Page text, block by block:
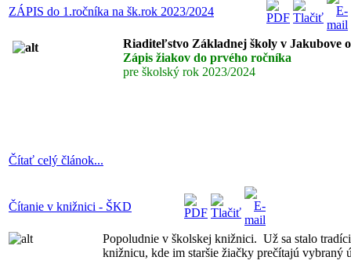
ZÁPIS do 1.ročníka na šk.rok 2023/2024
Riaditeľstvo Základnej školy v Jakubove
Zápis žiakov do prvého ročníka
pre školský rok 2023/2024
Čítať celý článok...
Čítanie v knižnici - ŠKD
Popoludnie v školskej knižnici. Už sa stalo
knižnicu, kde im staršie žiačky prečítajú vybraný